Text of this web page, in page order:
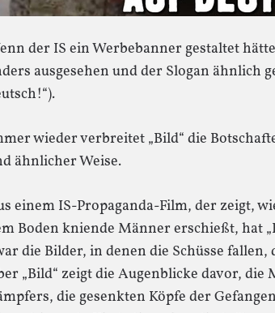
der IS ein Werbebanner gestaltet
ausgesehen und der Slogan ähnlich
wieder verbreitet „Bild“ die
ähnlicher Weise.
einem IS-Propaganda-Film, der zeigt,
Boden kniende Männer erschießt, hat
die Bilder, in denen die Schüsse
„Bild“ zeigt die Augenblicke davor, die
die gesenkten Köpfe der